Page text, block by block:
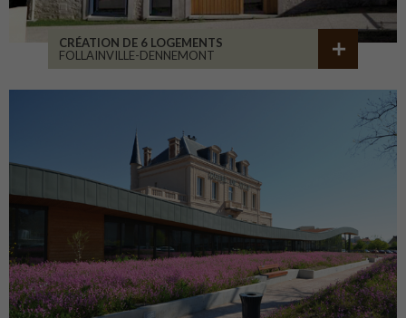
CRÉATION DE 6 LOGEMENTS
FOLLAINVILLE-DENNEMONT